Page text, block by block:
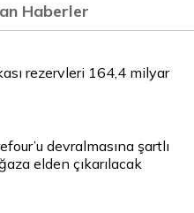
Haberler
rezervleri 164,4 milyar
devralmasına şartlı
elden çıkarılacak